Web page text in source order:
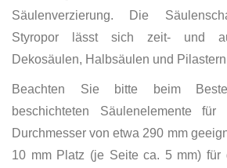
Säulenverzierung. Die
Styropor lässt sich zeit- und
Dekosäulen, Halbsäulen und
Beachten Sie bitte beim
beschichteten Säulenelemente
Durchmesser von etwa 290 mm
10 mm Platz (je Seite ca. 5 mm) für